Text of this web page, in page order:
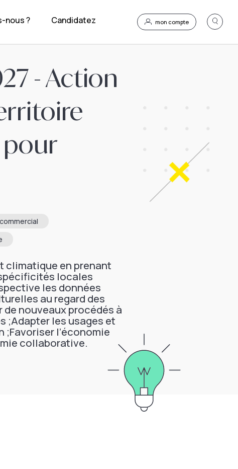
nous ? Candidatez mon compte
- Action
pour
climatique en prenant
locales
les données
au regard des
nouveaux procédés à
;Adapter les usages et
l’économie
collaborative.